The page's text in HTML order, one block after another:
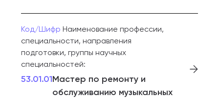
Код/Шифр Наименование профессии,
специальности, направления
подготовки, группы научных
специальностей:
53.01.01Мастер по ремонту и
обслуживанию музыкальных